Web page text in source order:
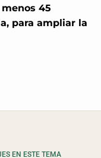
45
para ampliar la
EN ESTE TEMA